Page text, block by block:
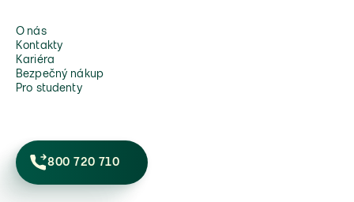
O nás
Kontakty
Kariéra
Bezpečný nákup
Pro studenty
800 720 710